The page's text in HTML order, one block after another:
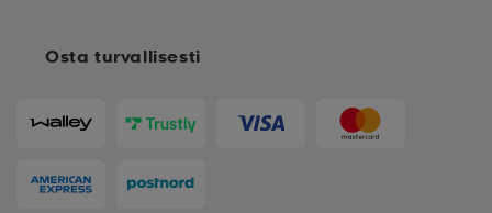
Osta turvallisesti